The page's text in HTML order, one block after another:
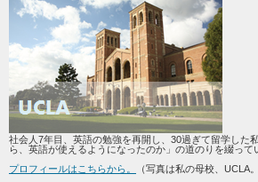
社会人7年目、英語の勉強を再開し、30過ぎて留学した
ら、英語が使えるようになったのか」の道のりを綴って
プロフィールはこちらから。
（写真は私の母校、UCLA。